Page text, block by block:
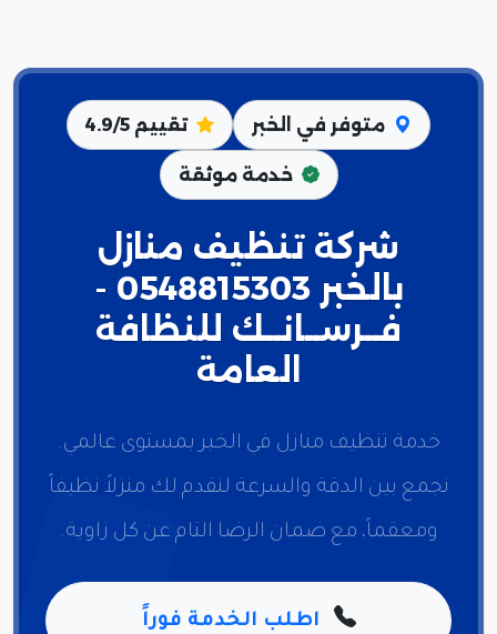
متوفر في الخبر تقييم 4.9/5
خدمة موثقة
شركة تنظيف منازل
بالخبر 0548815303 -
فــرســانــك للنظافة
العامة
خدمة تنظيف منازل في الخبر بمستوى عالمي.
نجمع بين الدقة والسرعة لنقدم لك منزلاً نظيفاً
ومعقماً، مع ضمان الرضا التام عن كل زاوية.
اطلب الخدمة فوراً